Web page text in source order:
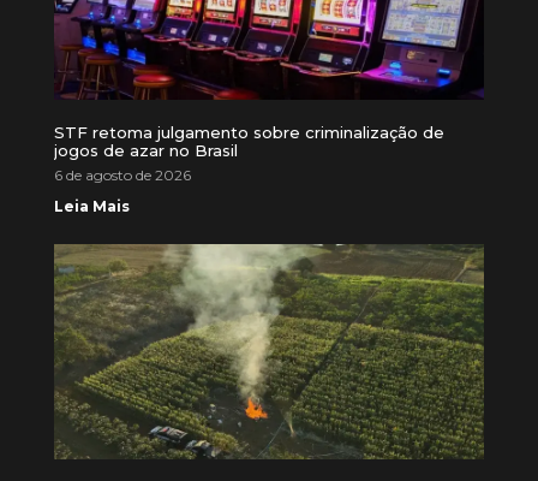
STF retoma julgamento sobre criminalização de
jogos de azar no Brasil
6 de agosto de 2026
Leia Mais